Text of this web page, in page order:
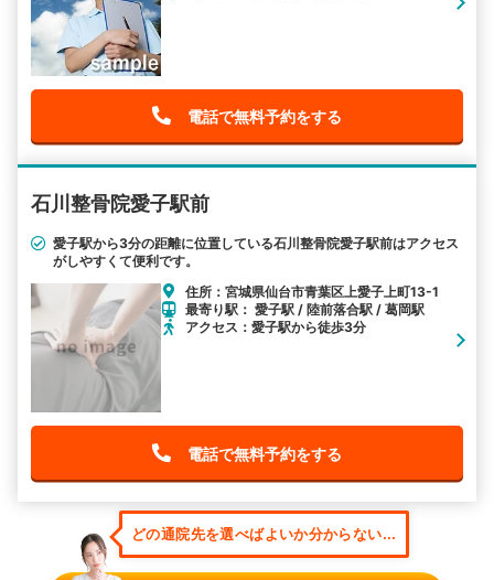
電話で無料予約をする
石川整骨院愛子駅前
愛子駅から3分の距離に位置している石川整骨院愛子駅前はアクセス
がしやすくて便利です。
住所：宮城県仙台市青葉区上愛子上町13-1
最寄り駅： 愛子駅 / 陸前落合駅 / 葛岡駅
アクセス：愛子駅から徒歩3分
電話で無料予約をする
どの通院先を選べばよいか分からない...